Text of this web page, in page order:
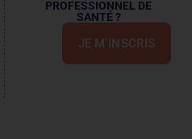
PROFESSIONNEL DE
SANTÉ ?
JE M'INSCRIS